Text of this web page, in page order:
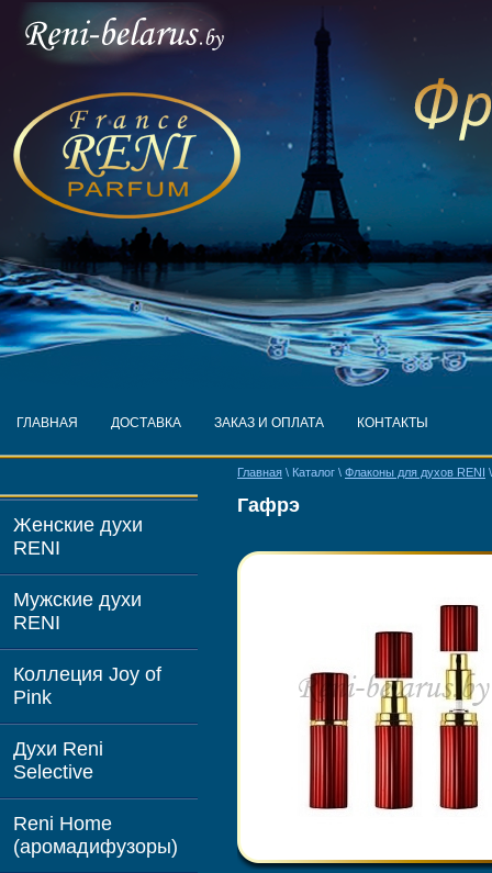
ГЛАВНАЯ ДОСТАВКА ЗАКАЗ И ОПЛАТА КОНТАКТЫ
Женские духи
RENI
Мужские духи
RENI
Коллеция Joy of
Pink
Духи Reni
Selective
Reni Home
(аромадифузоры)
Главная \ Каталог \ Флаконы для духов RENI
Гафрэ